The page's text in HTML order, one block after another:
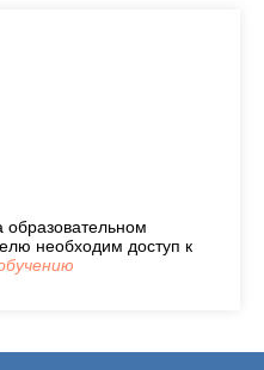
образовательном
необходим доступ к